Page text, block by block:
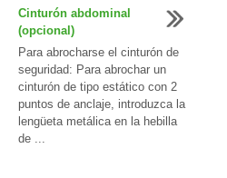
Cinturón abdominal
(opcional)
Para abrocharse el cinturón de
seguridad: Para abrochar un
cinturón de tipo estático con 2
puntos de anclaje, introduzca la
lengüeta metálica en la hebilla
de ...